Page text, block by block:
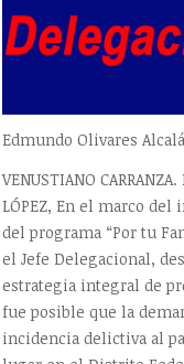
Edmundo Olivares Alcalá
VENUSTIANO
LÓPEZ, En el marco del
del programa “Por tu
el Jefe Delegacional,
estrategia integral de
fue posible que la
incidencia delictiva al